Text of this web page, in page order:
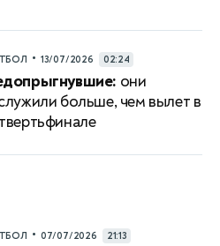
• 13/07/2026 02:24
они
больше, чем вылет в
• 07/07/2026 21:13